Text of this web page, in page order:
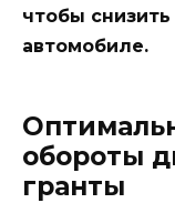
чтобы
автомобиле.
обороты
гранты